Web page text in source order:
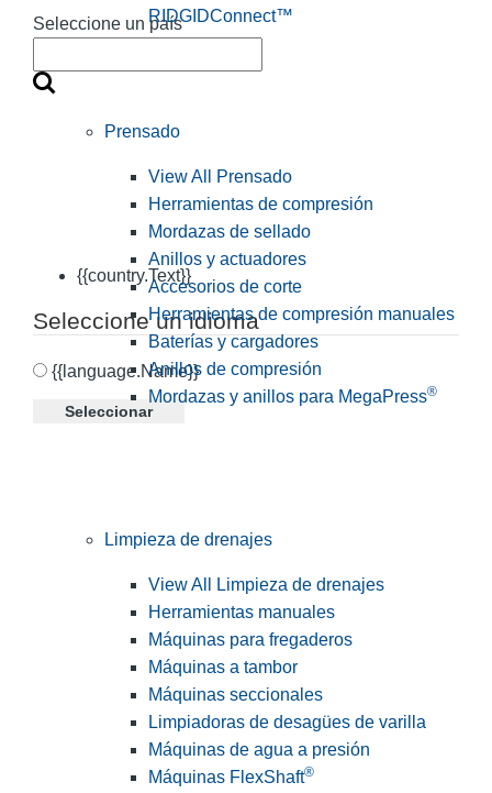
Seleccione un país
{{country.Text}}
Seleccione un idioma
{{language.Name}}
Seleccionar
RIDGIDConnect™
Prensado
View All Prensado
Herramientas de compresión
Mordazas de sellado
Anillos y actuadores
Accesorios de corte
Herramientas de compresión manuales
Baterías y cargadores
Anillos de compresión
Mordazas y anillos para MegaPress®
Limpieza de drenajes
View All Limpieza de drenajes
Herramientas manuales
Máquinas para fregaderos
Máquinas a tambor
Máquinas seccionales
Limpiadoras de desagües de varilla
Máquinas de agua a presión
Máquinas FlexShaft®